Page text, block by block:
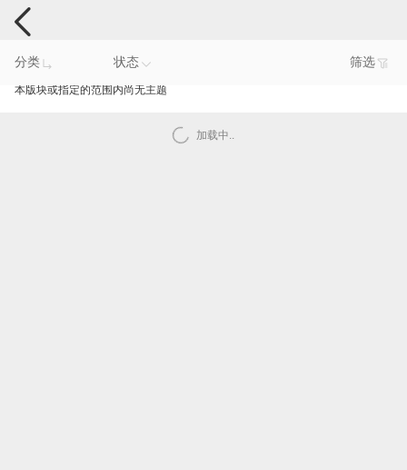
电脑反馈
分类 状态 筛选
本版块或指定的范围内尚无主题
加载中..